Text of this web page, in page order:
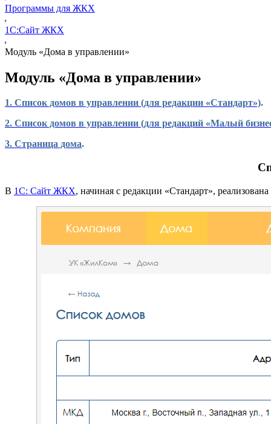
Программы для ЖКХ
1С:Сайт ЖКХ
Модуль «Дома в управлении»
Модуль «Дома в управлении»
1. Список домов в управлении (для редакции «Стандарт»).
2. Список домов в управлении (для редакций «Малый
3. Страница дома.
В 1С: Сайт ЖКХ, начиная с редакции «Стандарт»,